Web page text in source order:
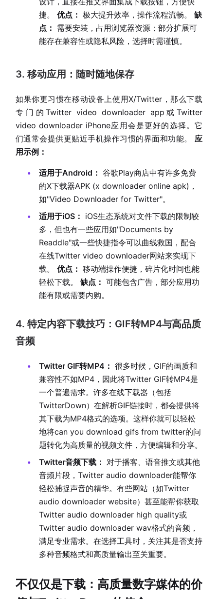
捷。 优点： 极大提升效率，操作流程流畅。 缺
点： 需要安装，占用浏览器资源；部分扩展可
能存在兼容性或隐私风险，选择时需谨慎。
3. 移动应用：随时随地保存
如果你更习惯在移动设备上使用X/Twitter，那么下载
专门的Twitter video downloader app或Twitter
video downloader iPhone应用会是更好的选择。它
们通常会提供更贴近手机操作习惯的界面和功能。 应
用示例：
适用于Android： 谷歌Play商店中有许多免费
的X下载器APK (x downloader online apk)，
如"Video Downloader for Twitter"。
适用于iOS： iOS生态系统对文件下载的限制较
多，但也有一些应用如"Documents by
Readdle"或一些快捷指令可以曲线救国，配合
在线Twitter video downloader网站来实现下
载。 优点： 移动端操作便捷，碎片化时间也能
轻松下载。 缺点： 可能包含广告，部分应用功
能有限或需要内购。
4. 特定内容下载技巧：GIF转MP4与高品质
音频
Twitter GIF转MP4： 很多时候，GIF的画质和
兼容性不如MP4，因此将Twitter GIF转MP4是
一个普遍需求。许多在线下载器（包括
TwitterDown）在解析GIF链接时，都会提供将
其下载为MP4格式的选项。这样你就可以轻松
地将can you download gifs from twitter的问
题转化为高质量的视频文件，方便编辑和分享。
Twitter音频下载： 对于播客、语音推文或其他
音频片段，Twitter audio downloader能帮你
轻松捕捉声音的精华。有些网站（如Twitter
audio downloader website）甚至能帮你获取
Twitter audio downloader high quality或
Twitter audio downloader wav格式的音频，
满足专业需求。在选择工具时，关注其是否支持
多种音频格式和高质量输出至关重要。
不仅仅是下载：高质量数字媒体的价